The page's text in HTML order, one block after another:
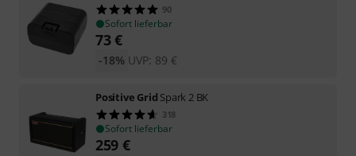
90
Sofort lieferbar
73€
UVP: 89 €
-18%
Positive Grid Spark 2 BK
318
Sofort lieferbar
259 €